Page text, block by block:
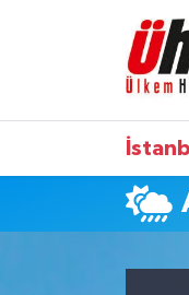
İstanbul
İstanbul Hava
İstanbul